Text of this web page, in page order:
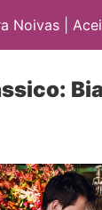
Noivas |